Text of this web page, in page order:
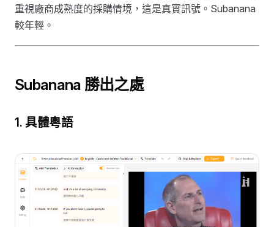
重視廠商成熟度的採購情境，這是真實訊號。Subanana
較年輕。
Subanana 勝出之處
1. 具體粵語